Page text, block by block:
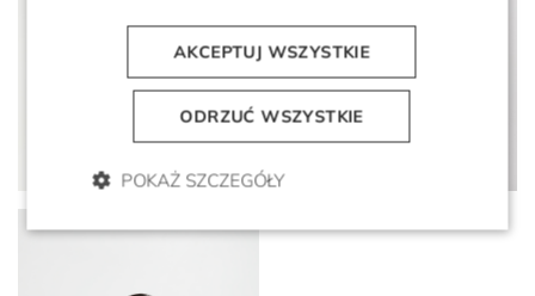
Czekoladowe skórzane
999 zł
AKCEPTUJ WSZYSTKIE
ODRZUĆ WSZYSTKIE
POKAŻ SZCZEGÓŁY